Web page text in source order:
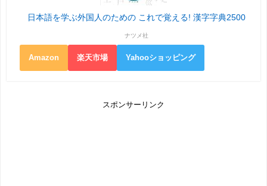
日本語を学ぶ外国人のための これで覚える! 漢字字典2500
ナツメ社
Amazon 楽天市場 Yahooショッピング
スポンサーリンク